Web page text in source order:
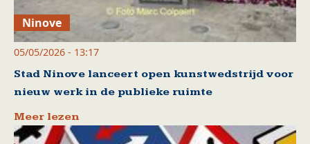
Ninove
05/05/2026 - 13:17
Stad Ninove lanceert open kunstwedstrijd voor
nieuw werk in de publieke ruimte
Meer lezen